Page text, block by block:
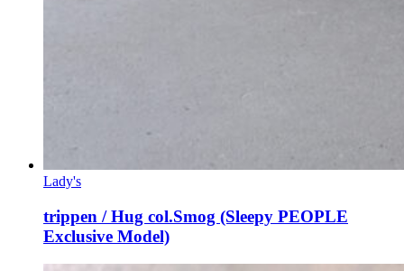
Lady's
trippen / Hug col.Smog (Sleepy PEOPLE
Exclusive Model)